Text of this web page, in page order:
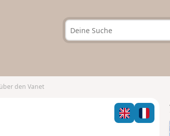
den Vanet